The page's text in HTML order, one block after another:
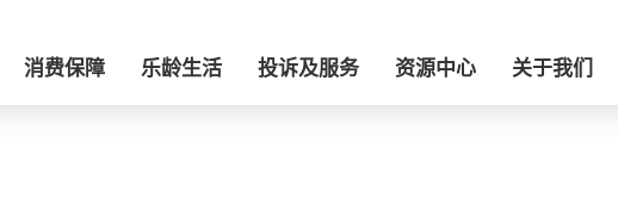
消费保障 乐龄生活 投诉及服务 资源中心 关于我们